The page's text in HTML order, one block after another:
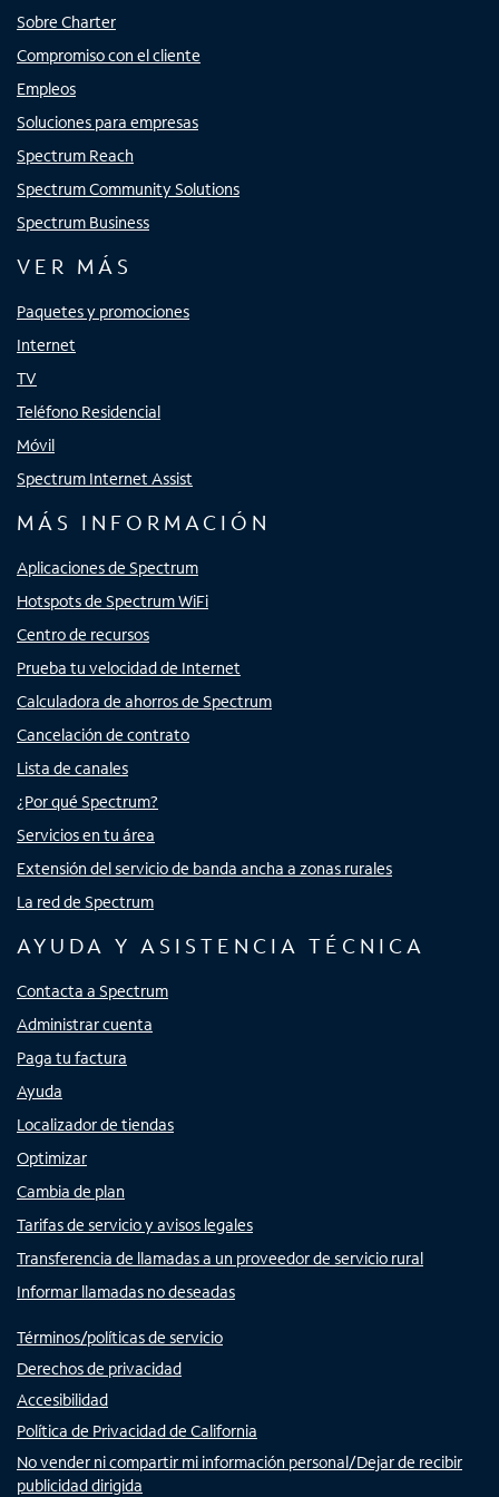
Sobre Charter
Compromiso con el cliente
Empleos
Soluciones para empresas
Spectrum Reach
Spectrum Community Solutions
Spectrum Business
VER MÁS
Paquetes y promociones
Internet
TV
Teléfono Residencial
Móvil
Spectrum Internet Assist
MÁS INFORMACIÓN
Aplicaciones de Spectrum
Hotspots de Spectrum WiFi
Centro de recursos
Prueba tu velocidad de Internet
Calculadora de ahorros de Spectrum
Cancelación de contrato
Lista de canales
¿Por qué Spectrum?
Servicios en tu área
Extensión del servicio de banda ancha a zonas rurales
La red de Spectrum
AYUDA Y ASISTENCIA TÉCNICA
Contacta a Spectrum
Administrar cuenta
Paga tu factura
Ayuda
Localizador de tiendas
Optimizar
Cambia de plan
Tarifas de servicio y avisos legales
Transferencia de llamadas a un proveedor de servicio rural
Informar llamadas no deseadas
Términos/políticas de servicio
Derechos de privacidad
Accesibilidad
Política de Privacidad de California
No vender ni compartir mi información personal/Dejar de recibir
publicidad dirigida